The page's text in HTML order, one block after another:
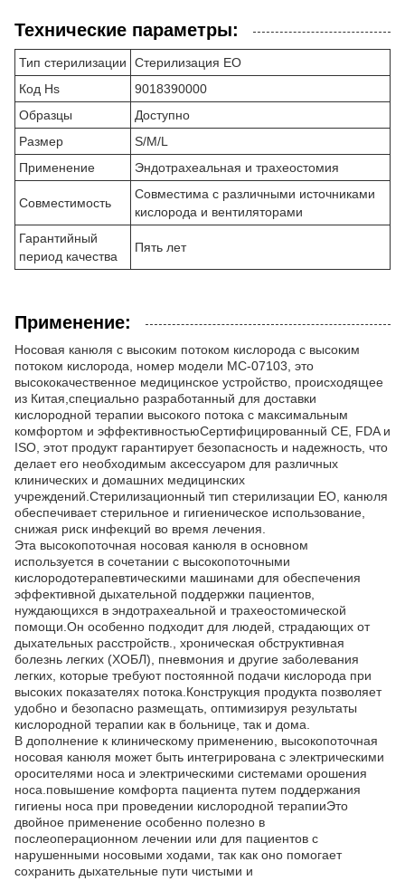
Технические параметры:
Тип стерилизации
Стерилизация EO
Код Hs
9018390000
Образцы
Доступно
Размер
S/M/L
Применение
Эндотрахеальная и трахеостомия
Совместимость
Совместима с различными источниками
кислорода и вентиляторами
Гарантийный
период качества
Пять лет
Применение:
Носовая канюля с высоким потоком кислорода с высоким
потоком кислорода, номер модели MC-07103, это
высококачественное медицинское устройство, происходящее
из Китая,специально разработанный для доставки
кислородной терапии высокого потока с максимальным
комфортом и эффективностьюСертифицированный CE, FDA и
ISO, этот продукт гарантирует безопасность и надежность, что
делает его необходимым аксессуаром для различных
клинических и домашних медицинских
учреждений.Стерилизационный тип стерилизации EO, канюля
обеспечивает стерильное и гигиеническое использование,
снижая риск инфекций во время лечения.
Эта высокопоточная носовая канюля в основном
используется в сочетании с высокопоточными
кислородотерапевтическими машинами для обеспечения
эффективной дыхательной поддержки пациентов,
нуждающихся в эндотрахеальной и трахеостомической
помощи.Он особенно подходит для людей, страдающих от
дыхательных расстройств., хроническая обструктивная
болезнь легких (ХОБЛ), пневмония и другие заболевания
легких, которые требуют постоянной подачи кислорода при
высоких показателях потока.Конструкция продукта позволяет
удобно и безопасно размещать, оптимизируя результаты
кислородной терапии как в больнице, так и дома.
В дополнение к клиническому применению, высокопоточная
носовая канюля может быть интегрирована с электрическими
оросителями носа и электрическими системами орошения
носа.повышение комфорта пациента путем поддержания
гигиены носа при проведении кислородной терапииЭто
двойное применение особенно полезно в
послеоперационном лечении или для пациентов с
нарушенными носовыми ходами, так как оно помогает
сохранить дыхательные пути чистыми и